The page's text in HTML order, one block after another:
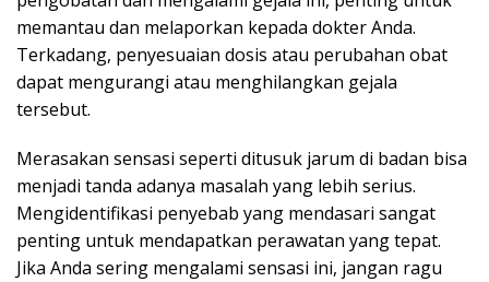
memantau dan melaporkan kepada dokter Anda.
Terkadang, penyesuaian dosis atau perubahan obat
dapat mengurangi atau menghilangkan gejala
tersebut.
Merasakan sensasi seperti ditusuk jarum di badan bisa
menjadi tanda adanya masalah yang lebih serius.
Mengidentifikasi penyebab yang mendasari sangat
penting untuk mendapatkan perawatan yang tepat.
Jika Anda sering mengalami sensasi ini, jangan ragu